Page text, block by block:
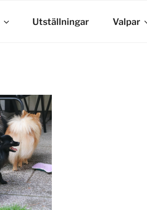
Utställningar Valpar